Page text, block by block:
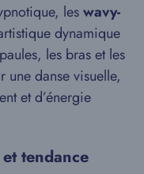
leswavy-
dynamique
les bras et les
une danse visuelle,
et d’énergie
tendance